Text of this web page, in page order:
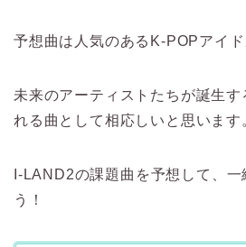
予想曲は人気のあるK-POPアイド
未来のアーティストたちが誕生
れる曲として相応しいと思います
I-LAND2の課題曲を予想して、一
う！